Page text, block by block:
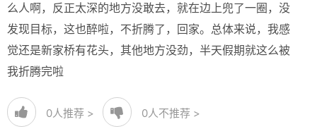
么人啊，反正太深的地方没敢去，就在边上兜了一圈，没
发现目标，这也醉啦，不折腾了，回家。总体来说，我感
觉还是新家桥有花头，其他地方没劲，半天假期就这么被
我折腾完啦
0人推荐 > 0人不推荐 >